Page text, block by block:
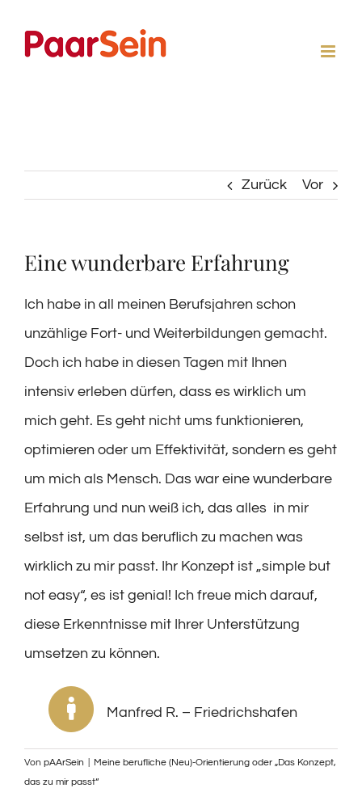
Inhalt
Zurück Vor
Eine wunderbare Erfahrung
Ich habe in all meinen Berufsjahren schon
unzählige Fort- und Weiterbildungen gemacht.
Doch ich habe in diesen Tagen mit Ihnen
intensiv erleben dürfen, dass es wirklich um
mich geht. Es geht nicht ums funktionieren,
optimieren oder um Effektivität, sondern es geht
um mich als Mensch. Das war eine wunderbare
Erfahrung und nun weiß ich, das alles in mir
selbst ist, um das beruflich zu machen was
wirklich zu mir passt. Ihr Konzept ist „simple but
not easy“, es ist genial! Ich freue mich darauf,
diese Erkenntnisse mit Ihrer Unterstützung
umsetzen zu können.
Manfred R. – Friedrichshafen
Von pAArSein
Meine berufliche (Neu)-Orientierung oder „Das Konzept,
das zu mir passt“